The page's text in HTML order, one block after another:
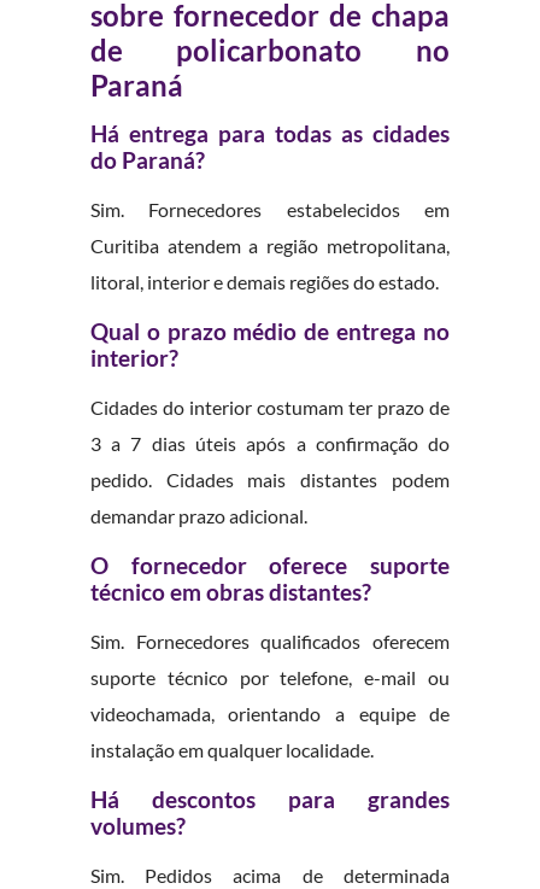
sobre fornecedor de chapa
de policarbonato no
Paraná
Há entrega para todas as cidades
do Paraná?
Sim. Fornecedores estabelecidos em
Curitiba atendem a região metropolitana,
litoral, interior e demais regiões do estado.
Qual o prazo médio de entrega no
interior?
Cidades do interior costumam ter prazo de
3 a 7 dias úteis após a confirmação do
pedido. Cidades mais distantes podem
demandar prazo adicional.
O fornecedor oferece suporte
técnico em obras distantes?
Sim. Fornecedores qualificados oferecem
suporte técnico por telefone, e-mail ou
videochamada, orientando a equipe de
instalação em qualquer localidade.
Há descontos para grandes
volumes?
Sim. Pedidos acima de determinada